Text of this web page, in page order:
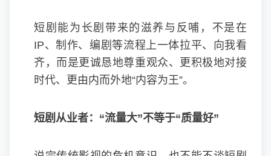
短剧能为长剧带来的滋养与反哺，不是在
IP、制作、编剧等流程上一体拉平、向我看
齐，而是更诚恳地尊重观众、更积极地对接
时代、更由内而外地“内容为王”。
短剧从业者：“流量大”不等于“质量好”